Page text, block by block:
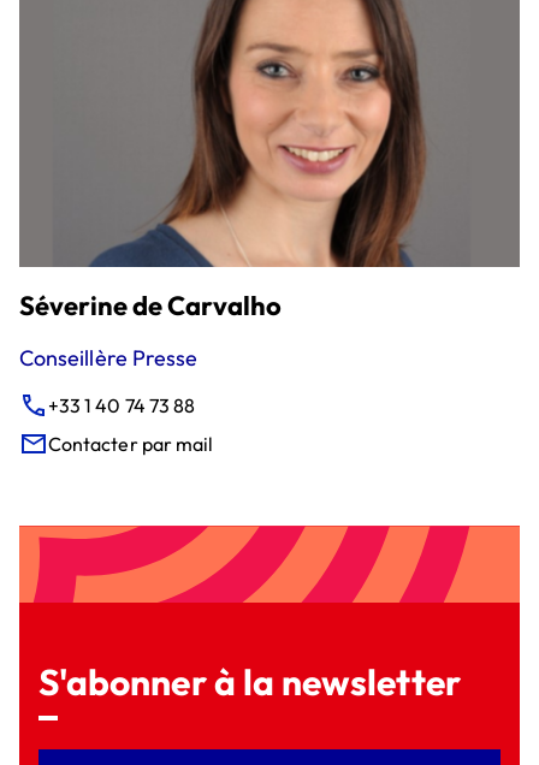
Séverine de Carvalho
Conseillère Presse
+33 1 40 74 73 88
Contacter par mail
S'abonner à la newsletter